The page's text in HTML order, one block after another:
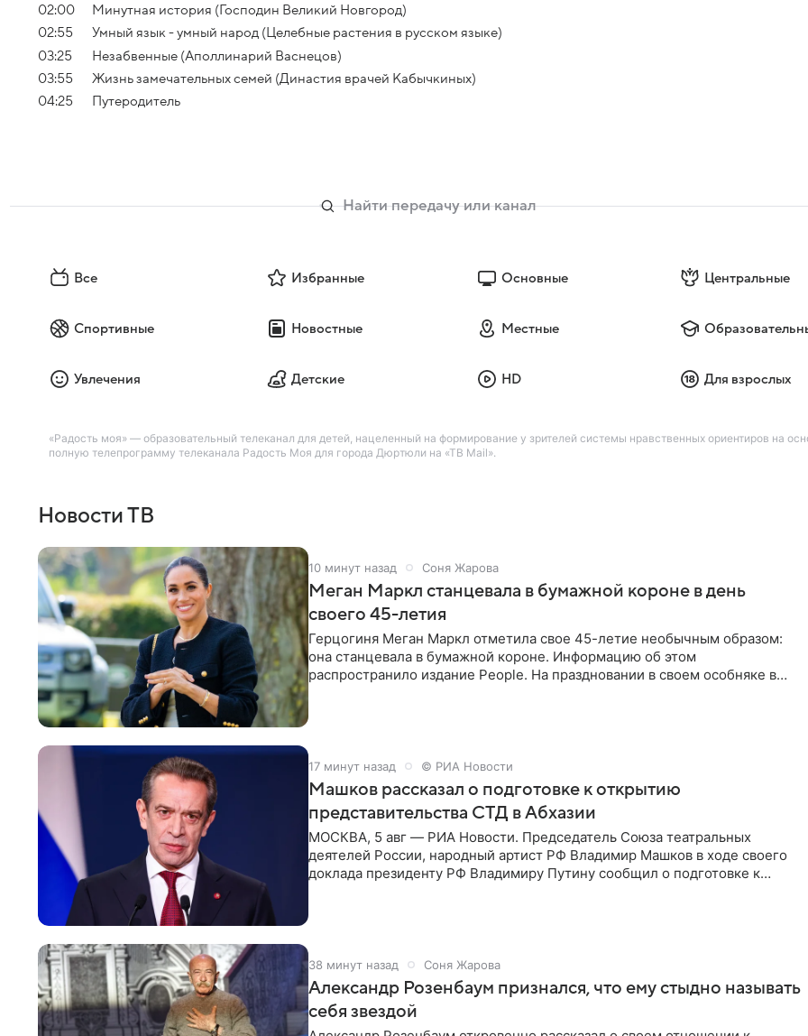
02:00
Минутная история (Господин Великий Новгород)
02:55
Умный язык - умный народ (Целебные растения в русском языке)
03:25
Незабвенные (Аполлинарий Васнецов)
03:55
Жизнь замечательных семей (Династия врачей Кабычкиных)
04:25
Путеродитель
Все Избранные Основные Центральные
Спортивные Новостные Местные
Увлечения Детские HD Для взрослых
«Радость моя» — образовательный телеканал для детей, нацеленный на формирование у зрителей системы нравственных ориентиров на
полную телепрограмму телеканала Радость Моя для города Дюртюли на «ТВ Mail».
Новости ТВ
10 минут назад Соня Жарова
Меган Маркл станцевала в бумажной короне в день
своего 45-летия
Герцогиня Меган Маркл отметила свое 45-летие необычным образом:
она станцевала в бумажной короне. Информацию об этом
распространило издание People. На праздновании в своем особняке в
17 минут назад © РИА Новости
Машков рассказал о подготовке к открытию
представительства СТД в Абхазии
МОСКВА, 5 авг — РИА Новости. Председатель Союза театральных
деятелей России, народный артист РФ Владимир Машков в ходе своего
доклада президенту РФ Владимиру Путину сообщил о подготовке к
38 минут назад Соня Жарова
Александр Розенбаум признался, что ему стыдно называть
себя звездой